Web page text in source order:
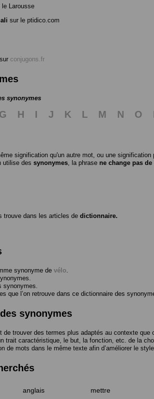
le Larousse
sur le ptidico.com
sur conjugons.fr
synonymes
G H I J K L M N O
signification qu'un autre mot, ou une signification
utilise des synonymes , la phrase ne change pas de
trouve dans les articles de dictionnaire.
synonyme de vélo
synonymes.
que l’on retrouve dans ce dictionnaire des
synonymes
de trouver des termes plus adaptés au contexte
trait caractéristique, le but, la fonction, etc. de la
de mots dans le même texte afin d’améliorer le
anglais mettre